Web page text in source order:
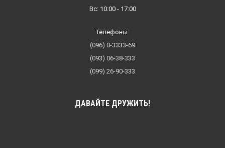
Вс: 10:00 - 17:00
Телефоны:
(096) 0-3333-69
(093) 06-38-333
(099) 26-90-333
ДАВАЙТЕ ДРУЖИТЬ!